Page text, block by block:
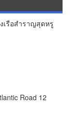
เรือสำราญสุดหรู
Road 12